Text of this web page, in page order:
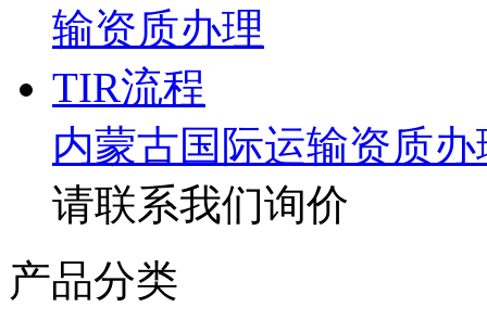
内蒙古国际运输资质
请联系我们询价
产品分类